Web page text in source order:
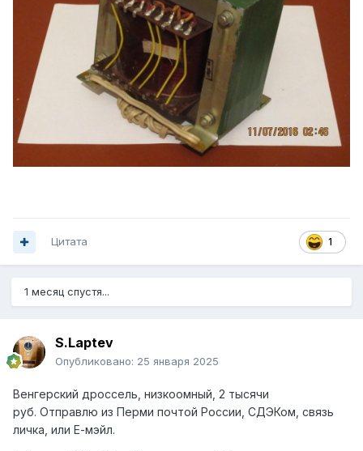
1
Цитата
1 месяц спустя...
S.Laptev
Опубликовано: 25 января 2025
Венгерский дроссель, низкоомный, 2 тысячи
руб. Отправлю из Перми почтой России, СДЭКом, связь
личка, или Е-мэйл.